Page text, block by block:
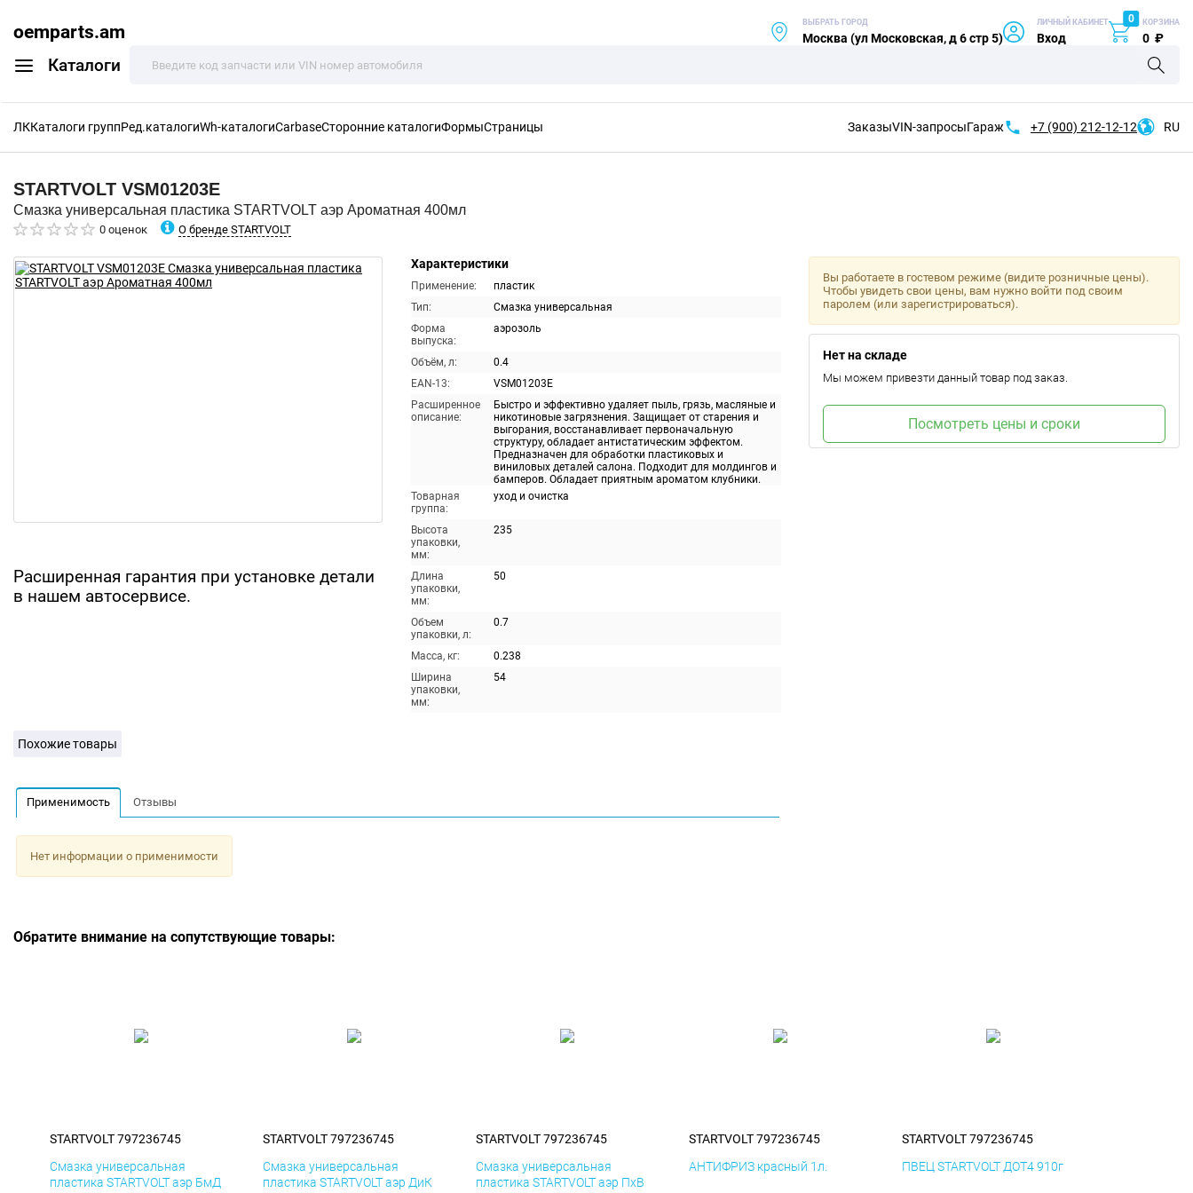
oemparts.am
Каталоги
ВЫБРАТЬ ГОРОД
Москва (ул Московская, д 6 стр 5)
ЛИЧНЫЙ КАБИНЕТ
Вход
0 КОРЗИНА
0 ₽
ЛККаталоги группРед.каталогиWh-каталогиCarbaseСторонние каталогиФормыСтраницы ЗаказыVIN-запросыГараж +7 (900) 212-12-12 RU
STARTVOLT VSM01203E
Смазка универсальная пластика STARTVOLT аэр Ароматная 400мл
0 оценок О бренде STARTVOLT
Расширенная гарантия при установке детали
в нашем автосервисе.
Характеристики
Применение:
пластик
Тип:
Смазка универсальная
Форма
выпуска:
аэрозоль
Объём, л:
0.4
EAN-13:
VSM01203E
Расширенное
описание:
Быстро и эффективно удаляет пыль, грязь, масляные и
никотиновые загрязнения. Защищает от старения и
выгорания, восстанавливает первоначальную
структуру, обладает антистатическим эффектом.
Предназначен для обработки пластиковых и
виниловых деталей салона. Подходит для молдингов и
бамперов. Обладает приятным ароматом клубники.
Товарная
группа:
уход и очистка
Высота
упаковки,
мм:
235
Длина
упаковки,
мм:
50
Объем
упаковки, л:
0.7
Масса, кг:
0.238
Ширина
упаковки,
мм:
54
Вы работаете в гостевом режиме (видите розничные цены).
Чтобы увидеть свои цены, вам нужно войти под своим
паролем (или зарегистрироваться).
Нет на складе
Мы можем привезти данный товар под заказ.
Посмотреть цены и сроки
Похожие товары
Применимость Отзывы
Нет информации о применимости
Обратите внимание на сопутствующие товары:
STARTVOLT 797236745
Смазка универсальная
пластика STARTVOLT аэр БмД
STARTVOLT 797236745
Смазка универсальная
пластика STARTVOLT аэр ДиК
STARTVOLT 797236745
Смазка универсальная
пластика STARTVOLT аэр ПхВ
STARTVOLT 797236745
АНТИФРИЗ красный 1л.
STARTVOLT 797236745
ПВЕЦ STARTVOLT ДОТ4 910г